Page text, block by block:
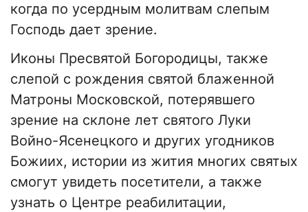
когда по усердным молитвам слепым
Господь дает зрение.
Иконы Пресвятой Богородицы, также
слепой с рождения святой блаженной
Матроны Московской, потерявшего
зрение на склоне лет святого Луки
Войно-Ясенецкого и других угодников
Божиих, истории из жития многих святых
смогут увидеть посетители, а также
узнать о Центре реабилитации,